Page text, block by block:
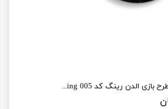
پیکسل ابیگل طرح بازی الدن رینگ کد elden ring 005